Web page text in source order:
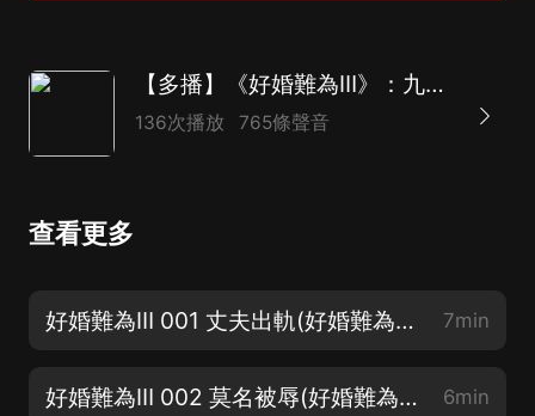
【多播】《好婚難為Ⅲ》：九月的第二春 |總裁求放過 | 甜寵多強
136次播放 765條聲音
查看更多
好婚難為Ⅲ 001 丈夫出軌(好婚難為言情系列1—8部請關注我的主頁) 7min
好婚難為Ⅲ 002 莫名被辱(好婚難為言情系列1—8部請關注我的主頁) 6min